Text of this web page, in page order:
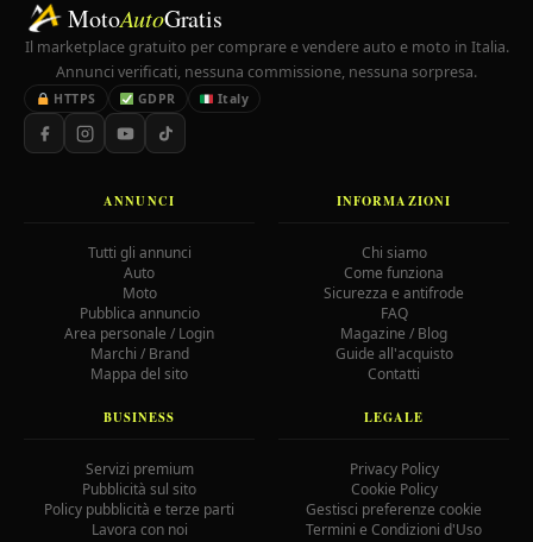
MotoAutoGratis
Il marketplace gratuito per comprare e vendere auto e moto in Italia.
Annunci verificati, nessuna commissione, nessuna sorpresa.
HTTPS GDPR Italy
ANNUNCI
Tutti gli annunci
Auto
Moto
Pubblica annuncio
Area personale / Login
Marchi / Brand
Mappa del sito
INFORMAZIONI
Chi siamo
Come funziona
Sicurezza e antifrode
FAQ
Magazine / Blog
Guide all'acquisto
Contatti
BUSINESS
Servizi premium
Pubblicità sul sito
Policy pubblicità e terze parti
Lavora con noi
LEGALE
Privacy Policy
Cookie Policy
Gestisci preferenze cookie
Termini e Condizioni d'Uso